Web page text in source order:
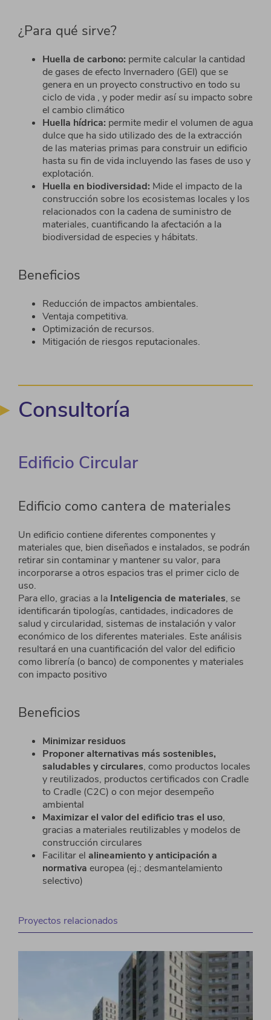
¿Para qué sirve?
Huella de carbono: permite calcular la cantidad
degases de efecto Invernadero (GEI) que se
genera en un proyecto constructivo en todo su
ciclo de vida , y poder medir así su impacto sobre
el cambio climático
Huella hídrica: permite medir el volumen de agua
dulce que ha sido utilizado des de la extracción
de las materias primas para construir un edificio
hasta su fin de vida incluyendo las fases de uso y
explotación.
Huella en biodiversidad: Mide el impacto de la
construcción sobre los ecosistemas locales y los
relacionados con la cadena de suministro de
materiales, cuantificando la afectación a la
biodiversidad de especies y hábitats.
Beneficios
Reducción de impactos ambientales.​
Ventaja competitiva.​
Optimización de recursos.​
Mitigación de riesgos reputacionales.
Consultoría
Edificio Circular
Edificio como cantera de materiales
Un edificio contiene diferentes componentes y
materiales que, bien diseñados e instalados, se podrán
retirar sin contaminar y mantener su valor, para
incorporarse a otros espacios tras el primer ciclo de
uso.
Para ello, gracias a la Inteligencia de materiales, se
identificarán tipologías, cantidades, indicadores de
salud y circularidad, sistemas de instalación y valor
económico de los diferentes materiales. Este análisis
resultará en una cuantificación del valor del edificio
como librería (o banco) de componentes y materiales
con impacto positivo
Beneficios
Minimizar residuos
Proponer alternativas más sostenibles,
saludables y circulares, como productos locales
y reutilizados, productos certificados con Cradle
to Cradle (C2C) o con mejor desempeño
ambiental
Maximizar el valor del edificio tras el uso,
gracias a materiales reutilizables y modelos de
construcción circulares
Facilitar el alineamiento y anticipación a
normativa europea (ej.; desmantelamiento
selectivo)
Proyectos relacionados